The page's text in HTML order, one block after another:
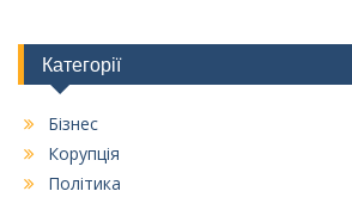
Категорії
Бізнес
Корупція
Політика